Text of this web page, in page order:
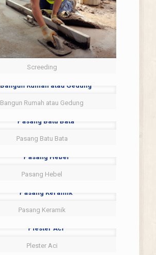
Screeding
Bangun Rumah atau Gedung
Pasang Batu Bata
Pasang Hebel
Pasang Keramik
Plester Aci